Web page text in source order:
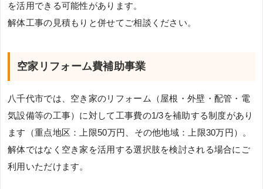
を活用できる可能性があります。
解体工事の見積もりと併せてご相談ください。
空家リフォーム費補助事業
八千代市では、空き家のリフォーム（屋根・外壁・配管・電
気設備等の工事）に対して工事費の1/3を補助する制度があり
ます（重点地区：上限50万円、その他地域：上限30万円）。
解体ではなく空き家を活用する選択肢を検討される場合にご
利用いただけます。